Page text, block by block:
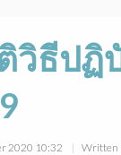
ธีปฏิ
2020 10:32 Written